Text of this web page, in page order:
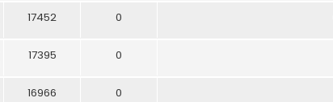
0
17452
0
17395
0
16966